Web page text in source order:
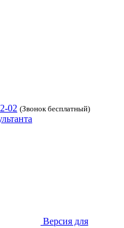
02 (Звонок бесплатный)
Версия для